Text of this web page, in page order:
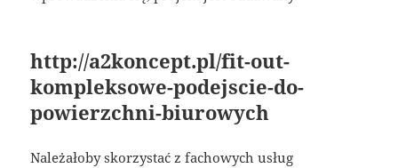
http://a2koncept.pl/fit-out-
kompleksowe-podejscie-do-
powierzchni-biurowych
Należałoby skorzystać z fachowych usług